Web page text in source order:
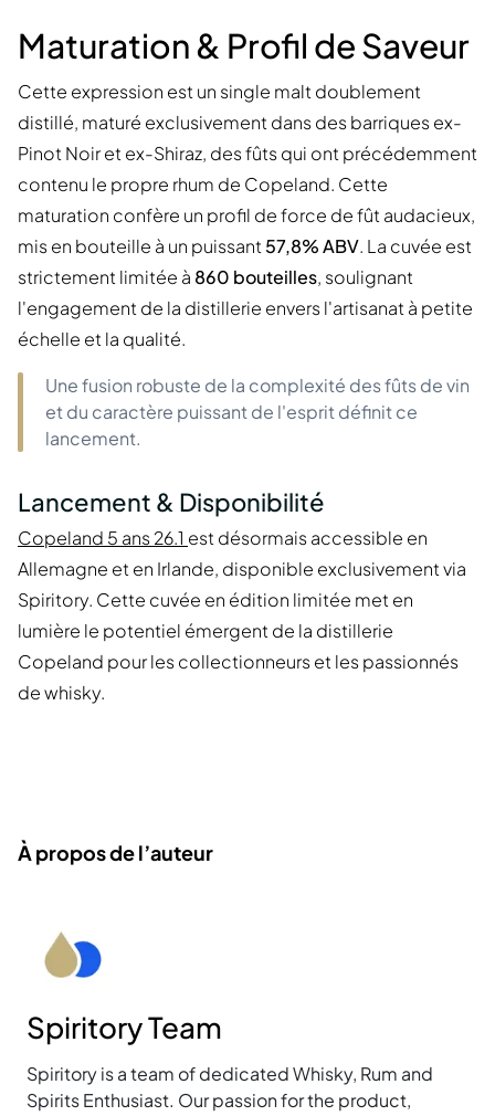
Maturation & Profil de Saveur
Cette expression est un single malt doublement
distillé, maturé exclusivement dans des barriques ex-
Pinot Noir et ex-Shiraz, des fûts qui ont précédemment
contenu le propre rhum de Copeland. Cette
maturation confère un profil de force de fût audacieux,
mis en bouteille à un puissant 57,8% ABV. La cuvée est
strictement limitée à 860 bouteilles, soulignant
l'engagement de la distillerie envers l'artisanat à petite
échelle et la qualité.
Une fusion robuste de la complexité des fûts de vin
et du caractère puissant de l'esprit définit ce
lancement.
Lancement & Disponibilité
Copeland 5 ans 26.1 est désormais accessible en
Allemagne et en Irlande, disponible exclusivement via
Spiritory. Cette cuvée en édition limitée met en
lumière le potentiel émergent de la distillerie
Copeland pour les collectionneurs et les passionnés
de whisky.
À propos de l’auteur
Spiritory Team
Spiritory is a team of dedicated Whisky, Rum and
Spirits Enthusiast. Our passion for the product,